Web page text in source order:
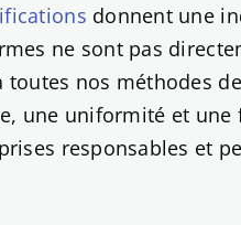
donnent une
ne sont pas
nos méthodes
une uniformité et une
responsables et